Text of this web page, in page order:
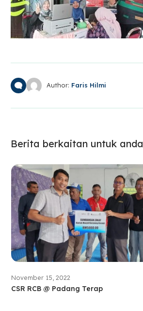
Author: Faris Hilmi
Berita berkaitan untuk anda
November 15, 2022
CSR RCB @ Padang Terap